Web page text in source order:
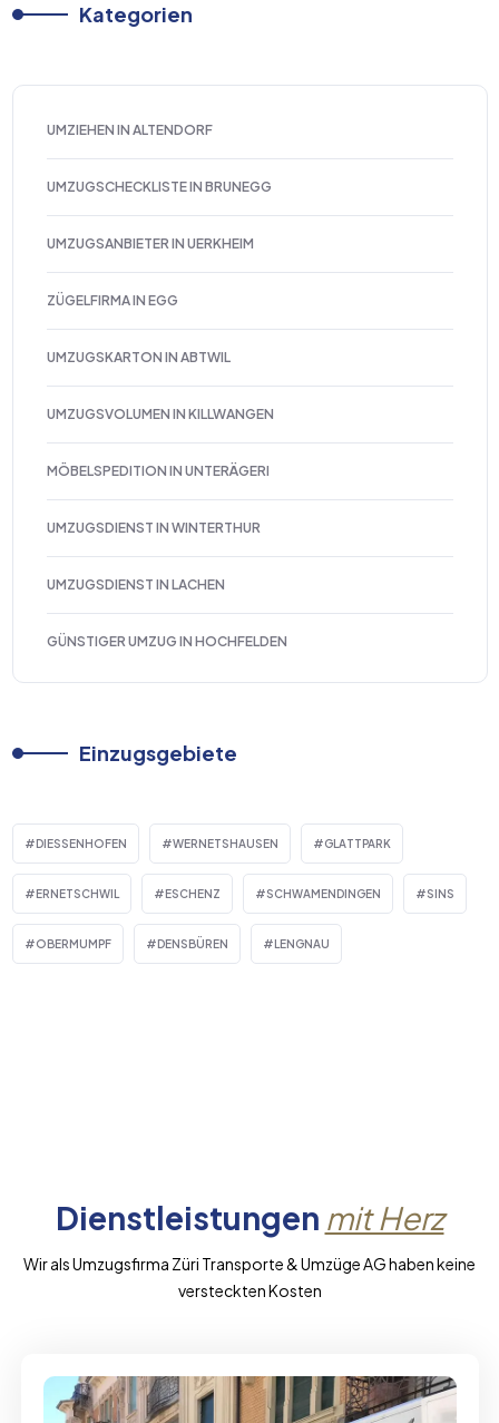
Kategorien
UMZIEHEN IN ALTENDORF
UMZUGSCHECKLISTE IN BRUNEGG
UMZUGSANBIETER IN UERKHEIM
ZÜGELFIRMA IN EGG
UMZUGSKARTON IN ABTWIL
UMZUGSVOLUMEN IN KILLWANGEN
MÖBELSPEDITION IN UNTERÄGERI
UMZUGSDIENST IN WINTERTHUR
UMZUGSDIENST IN LACHEN
GÜNSTIGER UMZUG IN HOCHFELDEN
Einzugsgebiete
DIESSENHOFEN WERNETSHAUSEN GLATTPARK
ERNETSCHWIL ESCHENZ SCHWAMENDINGEN SINS
OBERMUMPF DENSBÜREN LENGNAU
Dienstleistungen mit Herz
Wir als Umzugsfirma Züri Transporte & Umzüge AG haben keine
versteckten Kosten